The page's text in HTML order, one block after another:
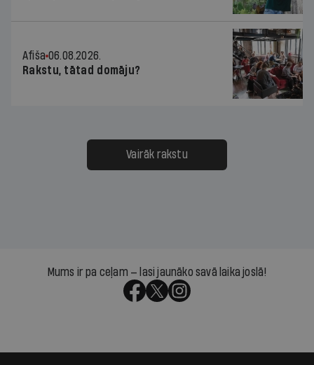
Afiša 06.08.2026.
Rakstu, tātad domāju?
Vairāk rakstu
Mums ir pa ceļam — lasi jaunāko savā laika joslā!